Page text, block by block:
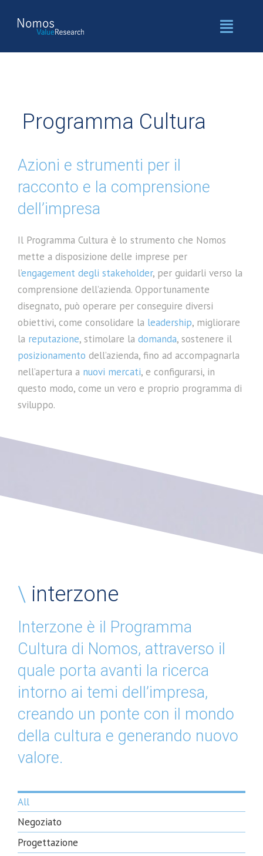
Toggle
Home
Concept Strategico
Value Finance
Financial Communication
Programma Cultura
Digital Transformation
Piano Operativo X
Piano Formazione X
Programma Cultura
Azioni e strumenti per il
racconto e la comprensione
dell’impresa
Il Programma Cultura è lo strumento che Nomos
mette a disposizione delle imprese per
l’engagement degli stakeholder, per guidarli verso la
comprensione dell’azienda. Opportunamente
disegnato, può operare per conseguire diversi
obiettivi, come consolidare la leadership, migliorare
la reputazione, stimolare la domanda, sostenere il
posizionamento dell’azienda, fino ad accompagnarla
nell’apertura a nuovi mercati, e configurarsi, in
questo modo, come un vero e proprio programma di
sviluppo.
\ interzone
Interzone è il Programma
Cultura di Nomos, attraverso il
quale porta avanti la ricerca
intorno ai temi dell’impresa,
creando un ponte con il mondo
della cultura e generando nuovo
valore.
All
Negoziato
Progettazione